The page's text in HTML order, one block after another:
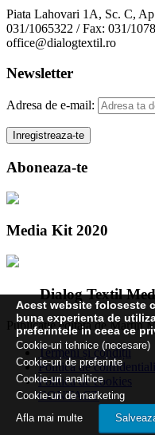
Piata Lahovari 1A, Sc. C,
031/1065322 / Fax: 031/
office@dialogtextil.ro
Newsletter
Adresa de e-mail:
Aboneaza-te
Media Kit 2020
Dialog Textil
Publicatie editata de Martin
Termeni și condiții
Politica de
Politica de cookies
CONTACT
Acest website foloseste
buna experienta de
preferintele in ceea ce
Cookie-uri tehnice (necesare)
Cookie-uri de preferinte
Cookie-uri analitice
Cookie-uri de marketing
Afla mai multe